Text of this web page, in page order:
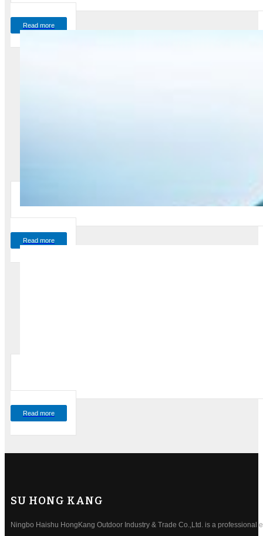
Read more
Read more
Read more
SU HONG KANG
Ningbo Haishu HongKang Outdoor Industry & Trade Co.,Ltd. is a professional